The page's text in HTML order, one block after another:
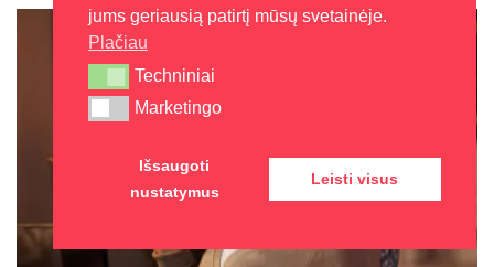
jums geriausią patirtį mūsų svetainėje.
Plačiau
Techniniai
Techniniai
Marketingo
Marketingo
Išsaugoti
nustatymus
Leisti visus